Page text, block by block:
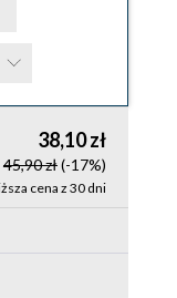
38,10 zł
45,90 zł(-17%)
cena z 30 dni